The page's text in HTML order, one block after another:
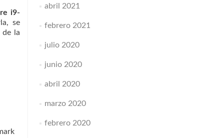
i9-
se
de la
abril 2021
febrero 2021
julio 2020
junio 2020
abril 2020
marzo 2020
febrero 2020